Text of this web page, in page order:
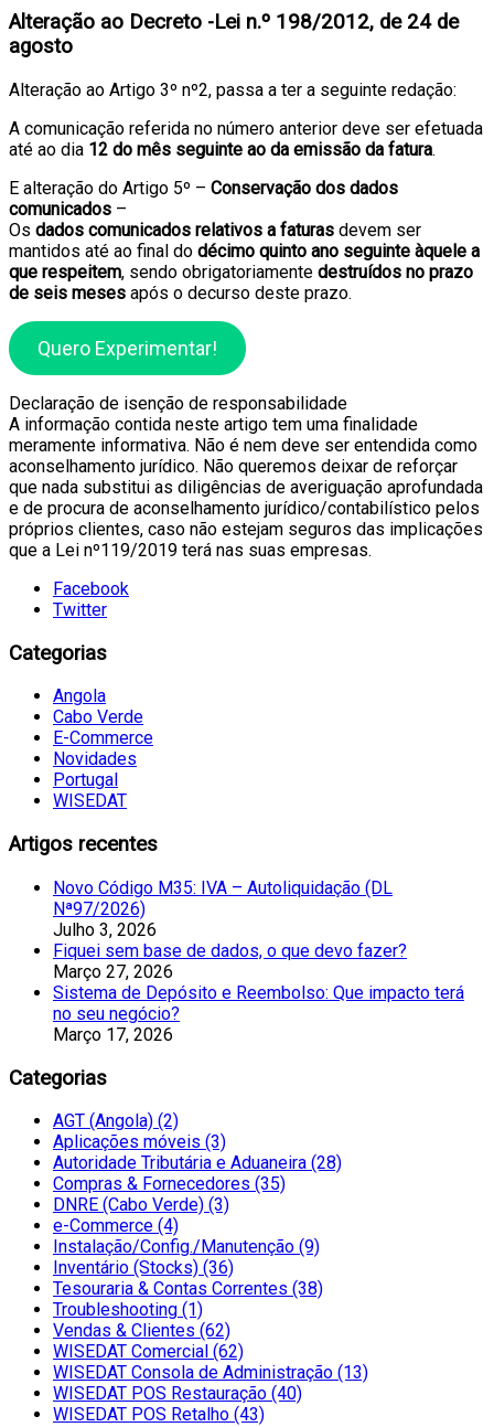
Alteração ao Decreto -Lei n.º 198/2012, de 24 de
agosto
Alteração ao Artigo 3º nº2, passa a ter a seguinte redação:
A comunicação referida no número anterior deve ser efetuada
até ao dia 12 do mês seguinte ao da emissão da fatura.
E alteração do Artigo 5º – Conservação dos dados
comunicados –
Os dados comunicados relativos a faturas devem ser
mantidos até ao final do décimo quinto ano seguinte àquele a
que respeitem, sendo obrigatoriamente destruídos no prazo
de seis meses após o decurso deste prazo.
Quero Experimentar!
Declaração de isenção de responsabilidade
A informação contida neste artigo tem uma finalidade
meramente informativa. Não é nem deve ser entendida como
aconselhamento jurídico. Não queremos deixar de reforçar
que nada substitui as diligências de averiguação aprofundada
e de procura de aconselhamento jurídico/contabilístico pelos
próprios clientes, caso não estejam seguros das implicações
que a Lei nº119/2019 terá nas suas empresas.
Facebook
Twitter
Categorias
Angola
Cabo Verde
E-Commerce
Novidades
Portugal
WISEDAT
Artigos recentes
Novo Código M35: IVA – Autoliquidação (DL
Nª97/2026)
Julho 3, 2026
Fiquei sem base de dados, o que devo fazer?
Março 27, 2026
Sistema de Depósito e Reembolso: Que impacto terá
no seu negócio?
Março 17, 2026
Categorias
AGT (Angola) (2)
Aplicações móveis (3)
Autoridade Tributária e Aduaneira (28)
Compras & Fornecedores (35)
DNRE (Cabo Verde) (3)
e-Commerce (4)
Instalação/Config./Manutenção (9)
Inventário (Stocks) (36)
Tesouraria & Contas Correntes (38)
Troubleshooting (1)
Vendas & Clientes (62)
WISEDAT Comercial (62)
WISEDAT Consola de Administração (13)
WISEDAT POS Restauração (40)
WISEDAT POS Retalho (43)